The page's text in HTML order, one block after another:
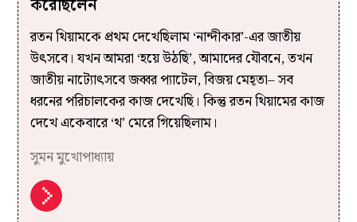
করেছিলেন
রতন থিয়ামকে প্রথম দেখেছিলাম ‘নান্দীকার’-এর জাতীয়
উৎসবে। যখন আমরা ‘হয়ে উঠছি’, আমাদের যৌবনে, তখন
জাতীয় নাট্যোৎসবে জব্বর প্যাটেল, বিজয় মেহ্‌তা– সব
ধরনের পরিচালকের কাজ দেখেছি। কিন্তু রতন থিয়ামের কাজ
দেখে একেবারে ‘থ’ মেরে গিয়েছিলাম।
সুমন মুখোপাধ্যায়